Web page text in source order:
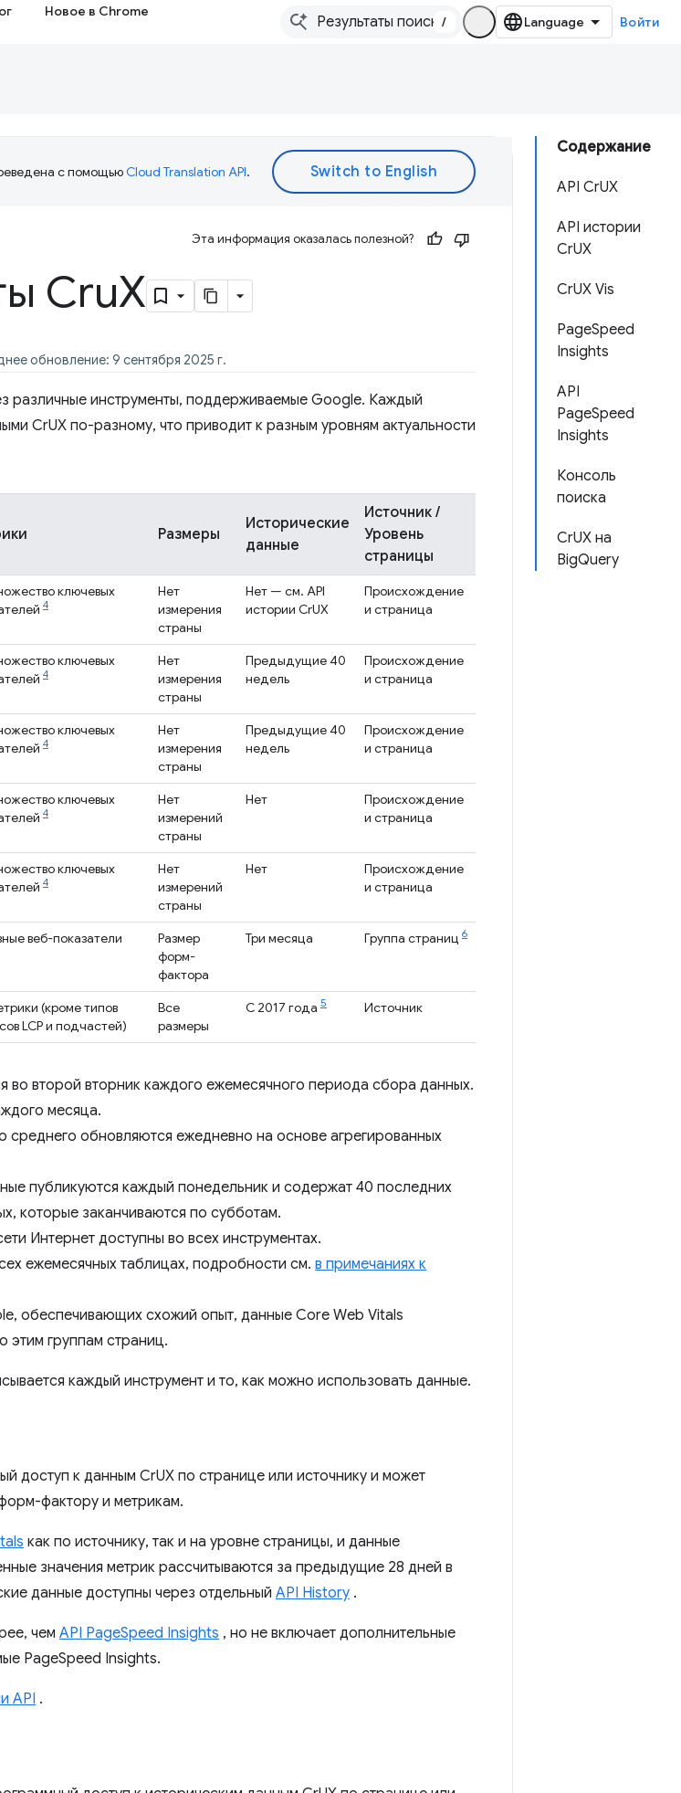
Новое в Chrome
/ Войти
Содержание
API CrUX
API истории
CrUX
CrUX Vis
PageSpeed ​​
Insights
API
PageSpeed ​​
Insights
Консоль
поиска
CrUX на
BigQuery
с помощьюCloud Translation API.
Эта информация оказалась полезной?
CruX
обновление: 9 сентября 2025 г.
различные инструменты, поддерживаемые Google. Каждый
CrUX по-разному, что приводит к разным уровням актуальности
Размеры
Исторические
данные
Источник /
Уровень
страницы
ключевых
4
Нет
измерения
страны
Нет — см. API
истории CrUX
Происхождение
и страница
ключевых
4
Нет
измерения
страны
Предыдущие 40
недель
Происхождение
и страница
ключевых
4
Нет
измерения
страны
Предыдущие 40
недель
Происхождение
и страница
ключевых
4
Нет
измерений
страны
Нет
Происхождение
и страница
ключевых
4
Нет
измерений
страны
Нет
Происхождение
и страница
веб-показатели
Размер
форм-
фактора
Три месяца Группа страниц 6
(кроме типов
LCP и подчастей)
Все
размеры
С 2017 года 5 Источник
во второй вторник каждого ежемесячного периода сбора данных.
месяца.
среднего обновляются ежедневно на основе агрегированных
публикуются каждый понедельник и содержат 40 последних
которые заканчиваются по субботам.
Интернет доступны во всех инструментах.
ежемесячных таблицах, подробности см. в примечаниях к
обеспечивающих схожий опыт, данные Core Web Vitals
этим группам страниц.
каждый инструмент и то, как можно использовать данные.
доступ к данным CrUX по странице или источнику и может
фактору и метрикам.
как по источнику, так и на уровне страницы, и данные
значения метрик рассчитываются за предыдущие 28 дней в
данные доступны через отдельный API History .
чем API PageSpeed ​​Insights , но не включает дополнительные
PageSpeed ​​Insights.
API .